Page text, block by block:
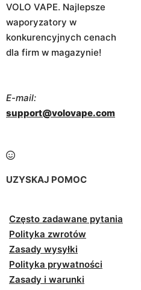
VOLO VAPE. Najlepsze
waporyzatory w
konkurencyjnych cenach
dla firm w magazynie!
E-mail:
support@volovape.com
UZYSKAJ POMOC
Często zadawane pytania
Polityka zwrotów
Zasady wysyłki
Polityka prywatności
Zasady i warunki